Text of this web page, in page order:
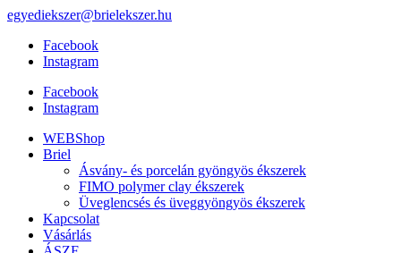
egyediekszer@brielekszer.hu
Facebook
Instagram
Facebook
Instagram
WEBShop
Briel
Ásvány- és porcelán gyöngyös ékszerek
FIMO polymer clay ékszerek
Üveglencsés és üveggyöngyös ékszerek
Kapcsolat
Vásárlás